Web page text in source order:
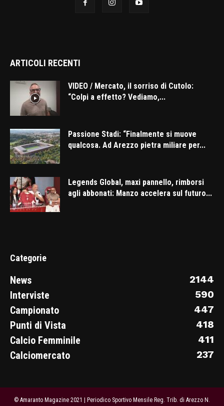
ARTICOLI RECENTI
VIDEO / Mercato, il sorriso di Cutolo:
“Colpi a effetto? Vediamo,...
Passione Stadi: “Finalmente si muove
qualcosa. Ad Arezzo pietra miliare per...
Legends Global, maxi pannello, rimborsi
agli abbonati: Manzo accelera sul futuro...
Categorie
News
2144
Interviste
590
Campionato
447
Punti di Vista
418
Calcio Femminile
411
Calciomercato
237
© Amaranto Magazine 2021 | Periodico Sportivo Mensile Reg. Trib. di Arezzo N.